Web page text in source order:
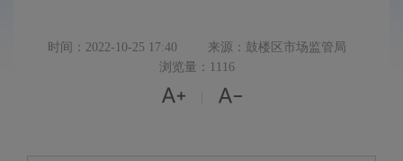
时间：2022-10-25 17:40
来源：鼓楼区市场监管局
浏览量：1116
 